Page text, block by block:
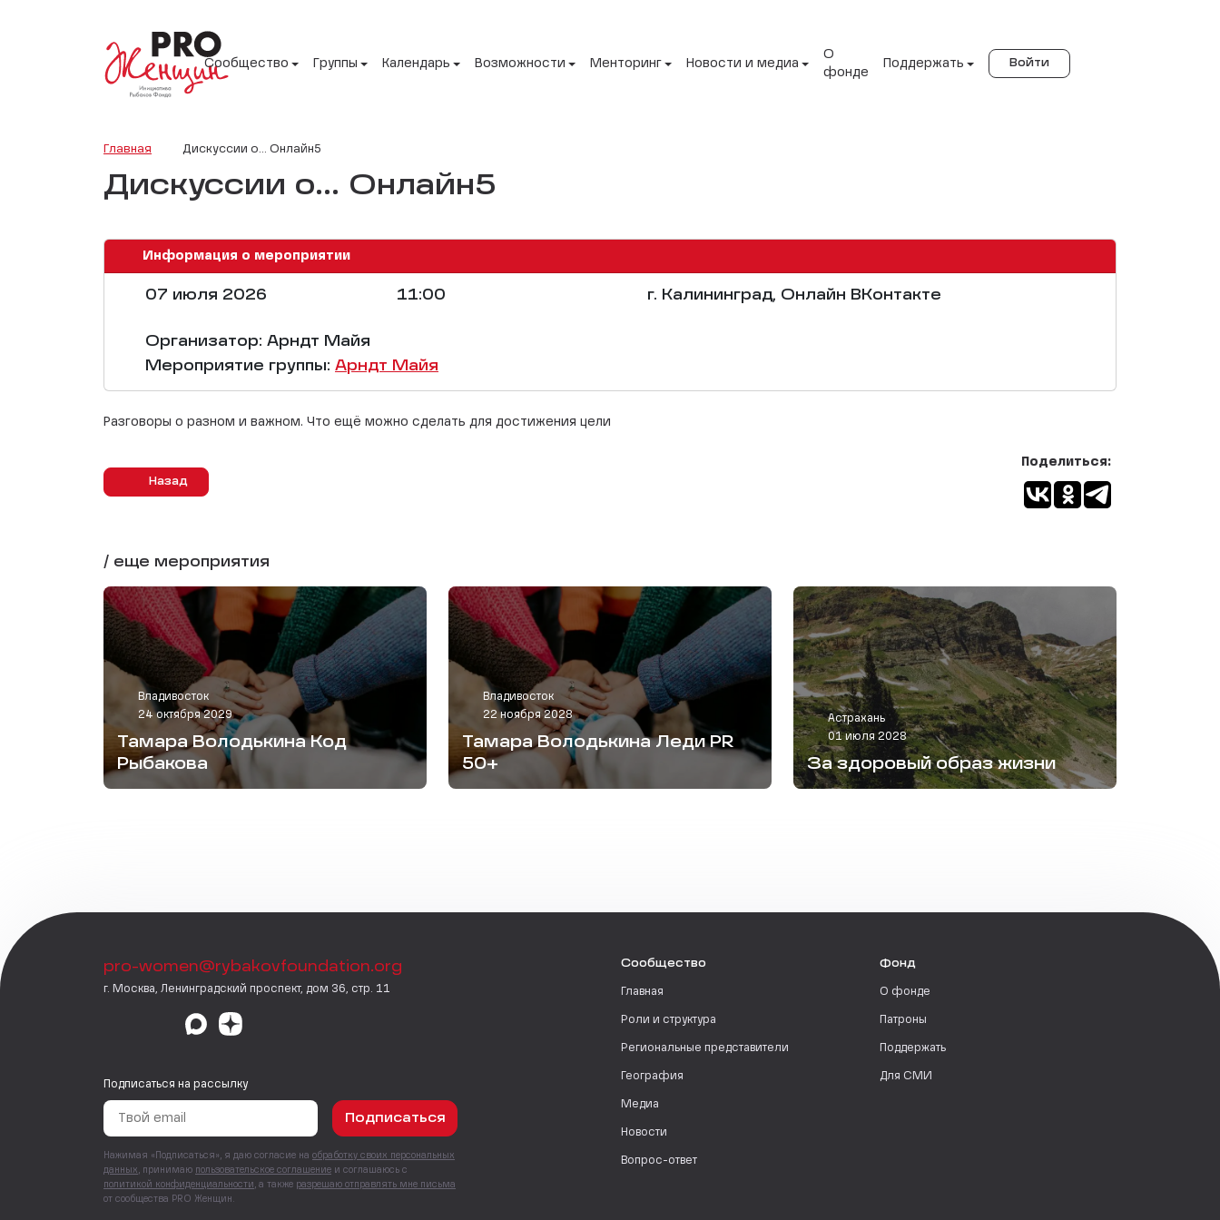
Сообщество Группы Календарь Возможности Менторинг Новости и медиа
О
фонде
Поддержать Войти
Главная Дискуссии о... Онлайн5
Дискуссии о... Онлайн5
Информация о мероприятии
07 июля 2026 11:00 г. Калининград, Онлайн ВКонтакте
Организатор: Арндт Майя
Мероприятие группы: Арндт Майя
Разговоры о разном и важном. Что ещё можно сделать для достижения цели
Назад
Поделиться:
/ еще мероприятия
Владивосток
24 октября 2029
Тамара Володькина Код
Рыбакова
Владивосток
22 ноября 2028
Тамара Володькина Леди PR
50+
Астрахань
01 июля 2028
За здоровый образ жизни
pro-women@rybakovfoundation.org
г. Москва, Ленинградский проспект, дом 36, стр. 11
Подписаться на рассылку
Подписаться
Нажимая «Подписаться», я даю согласие на обработку своих персональных
данных , принимаю пользовательское соглашение и соглашаюсь с
политикой конфиденциальности , а также разрешаю отправлять мне письма
от сообщества PRO Женщин.
Сообщество
Главная
Роли и структура
Региональные представители
География
Медиа
Новости
Вопрос-ответ
Фонд
О фонде
Патроны
Поддержать
Для СМИ